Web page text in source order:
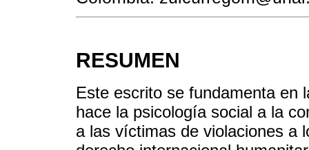
RESUMEN
Este escrito se fundamenta en
hace la psicología social a la
a las víctimas de violaciones a